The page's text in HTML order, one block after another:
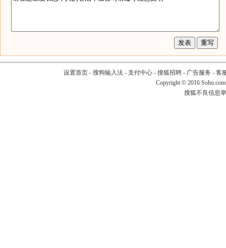
设置首页- 搜狗输入法- 支付中心- 搜狐招聘- 广告服务 - 客
Copyright © 2016
搜狐不良信息